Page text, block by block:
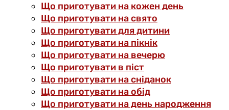
Що приготувати на кожен день
Що приготувати на свято
Що приготувати для дитини
Що приготувати на пікнік
Що приготувати на вечерю
Що приготувати в піст
Що приготувати на сніданок
Що приготувати на обід
Що приготувати на день народження